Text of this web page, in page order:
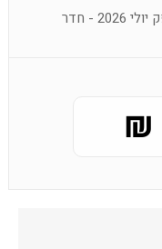
סדנת יחסי קבוצות של אפק יולי 2026 - חדר